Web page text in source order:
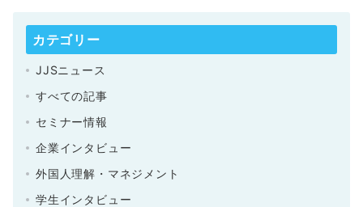
カテゴリー
JJSニュース
すべての記事
セミナー情報
企業インタビュー
外国人理解・マネジメント
学生インタビュー